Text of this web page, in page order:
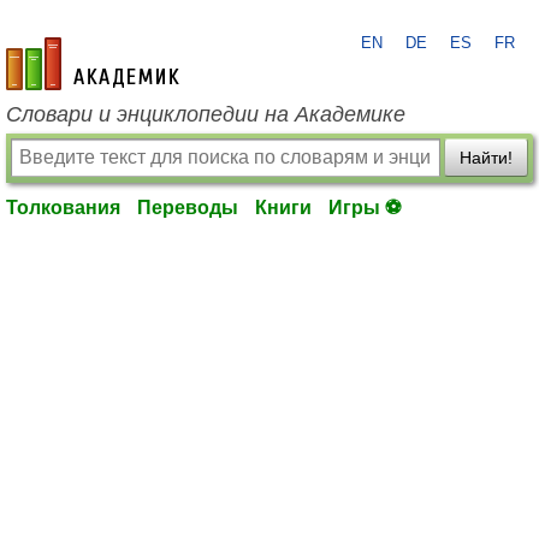
academic.ru
EN DE ES FR
Словари и энциклопедии на Академике
Найти!
Толкования Переводы Книги Игры ⚽